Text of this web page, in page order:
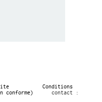
Conditions
conforme)
contact :